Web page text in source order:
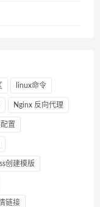
linux命令
Nginx 反向代理
置
创建模版
链接